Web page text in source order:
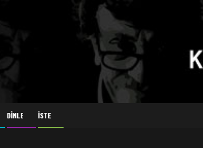
DİNLE İSTE